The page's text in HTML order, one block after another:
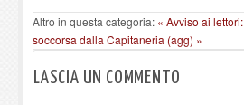
Altro in questa categoria: « Avviso ai
soccorsa dalla Capitaneria (agg) »
LASCIA UN COMMENTO